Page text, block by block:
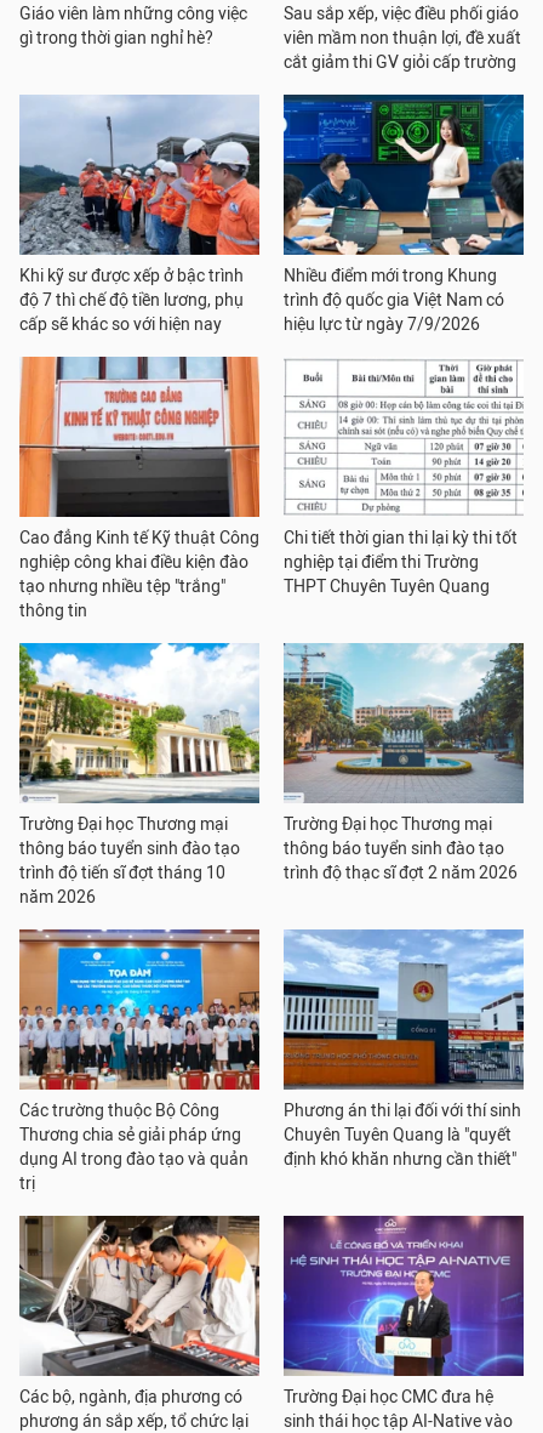
Giáo viên làm những công việc
gì trong thời gian nghỉ hè?
Sau sắp xếp, việc điều phối giáo
viên mầm non thuận lợi, đề xuất
cắt giảm thi GV giỏi cấp trường
Khi kỹ sư được xếp ở bậc trình
độ 7 thì chế độ tiền lương, phụ
cấp sẽ khác so với hiện nay
Nhiều điểm mới trong Khung
trình độ quốc gia Việt Nam có
hiệu lực từ ngày 7/9/2026
Cao đẳng Kinh tế Kỹ thuật Công
nghiệp công khai điều kiện đào
tạo nhưng nhiều tệp "trắng"
thông tin
Chi tiết thời gian thi lại kỳ thi tốt
nghiệp tại điểm thi Trường
THPT Chuyên Tuyên Quang
Trường Đại học Thương mại
thông báo tuyển sinh đào tạo
trình độ tiến sĩ đợt tháng 10
năm 2026
Trường Đại học Thương mại
thông báo tuyển sinh đào tạo
trình độ thạc sĩ đợt 2 năm 2026
Các trường thuộc Bộ Công
Thương chia sẻ giải pháp ứng
dụng AI trong đào tạo và quản
trị
Phương án thi lại đối với thí sinh
Chuyên Tuyên Quang là "quyết
định khó khăn nhưng cần thiết"
Các bộ, ngành, địa phương có
phương án sắp xếp, tổ chức lại
Trường Đại học CMC đưa hệ
sinh thái học tập AI-Native vào